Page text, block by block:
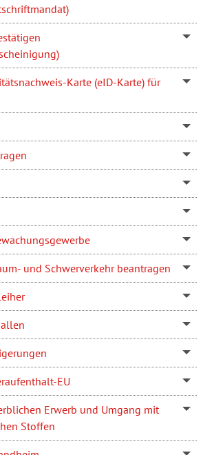
Karte (eID-Karte) für
und Schwerverkehr beantragen
EU
Erwerb und Umgang mit
Stoffen